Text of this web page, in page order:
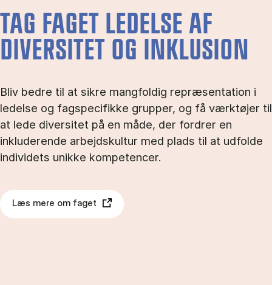
TAG FAGET LEDELSE AF
DIVERSITET OG INKLUSION
Bliv bedre til at sikre mangfoldig repræsentation i
ledelse og fagspecifikke grupper, og få værktøjer til
at lede diversitet på en måde, der fordrer en
inkluderende arbejdskultur med plads til at udfolde
individets unikke kompetencer.
Læs mere om faget